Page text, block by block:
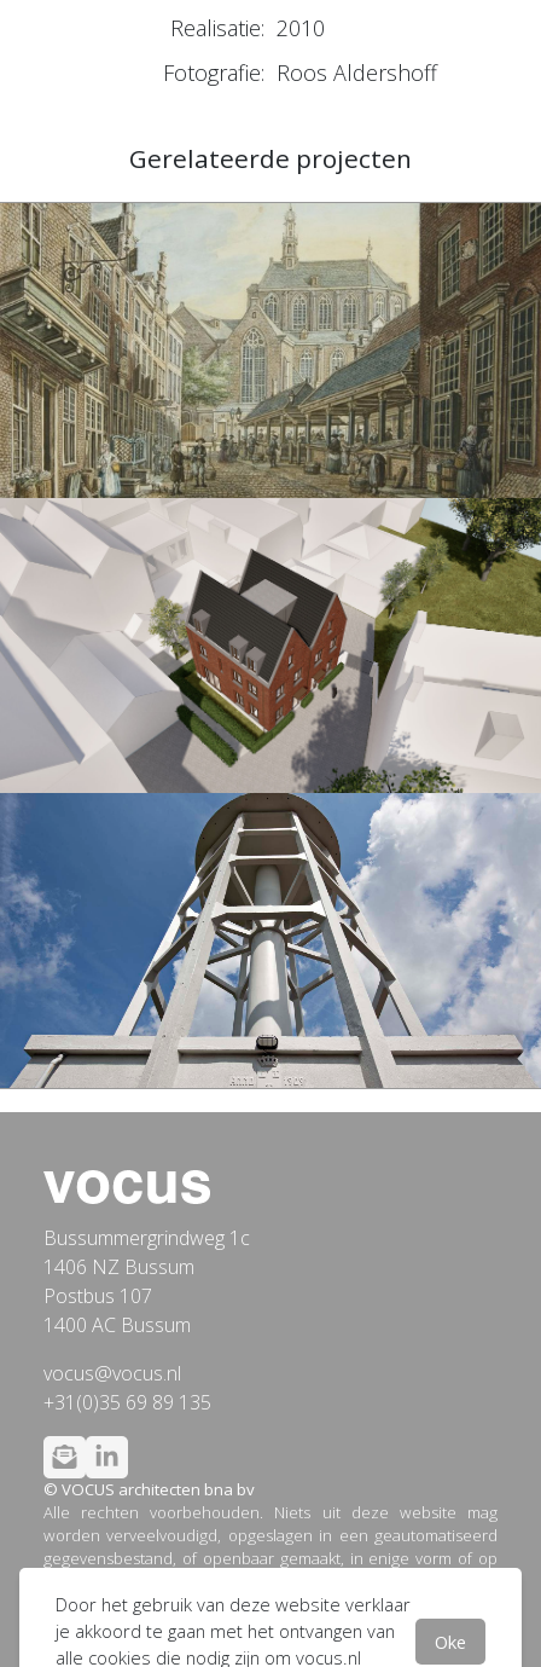
Door het gebruik van deze website verklaar
je akkoord te gaan met het ontvangen van
alle cookies die nodig zijn om vocus.nl
Oke
Realisatie: 2010
Fotografie: Roos Aldershoff
Gerelateerde projecten
Bussummergrindweg 1c
1406 NZ Bussum
Postbus 107
1400 AC Bussum
vocus@vocus.nl
+31(0)35 69 89 135
© VOCUS architecten bna bv
Alle rechten voorbehouden. Niets uit deze website mag
worden verveelvoudigd, opgeslagen in een geautomatiseerd
gegevensbestand, of openbaar gemaakt, in enige vorm of op
kopieën, of op welke andere manier dan ook, zonder
voorafgaande schriftelijke toestemming van VOCUS
architecten bna bv.